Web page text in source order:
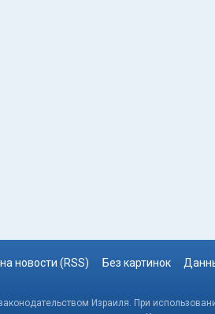
новости (RSS) Без картинок
Израиля. При